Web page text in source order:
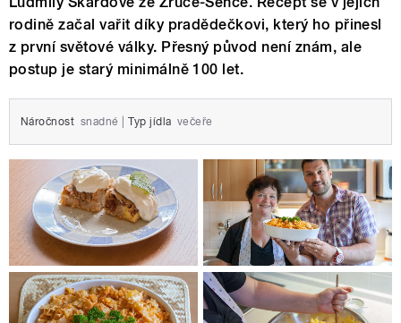
rodině začal vařit díky pradědečkovi, který ho přinesl
z první světové války. Přesný původ není znám, ale
postup je starý minimálně 100 let.
Náročnost snadné Typ jídla večeře